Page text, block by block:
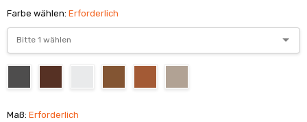
Farbe wählen:Erforderlich
Maß:Erforderlich